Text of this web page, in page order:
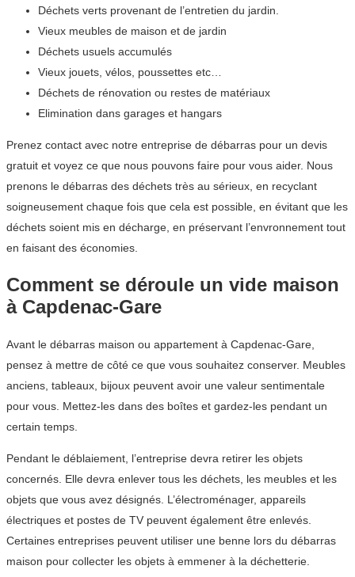
Déchets verts provenant de l’entretien du jardin.
Vieux meubles de maison et de jardin
Déchets usuels accumulés
Vieux jouets, vélos, poussettes etc…
Déchets de rénovation ou restes de matériaux
Elimination dans garages et hangars
Prenez contact avec notre entreprise de débarras pour un devis
gratuit et voyez ce que nous pouvons faire pour vous aider. Nous
prenons le débarras des déchets très au sérieux, en recyclant
soigneusement chaque fois que cela est possible, en évitant que les
déchets soient mis en décharge, en préservant l’envronnement tout
en faisant des économies.
Comment se déroule un vide maison
à Capdenac-Gare
Avant le débarras maison ou appartement à Capdenac-Gare,
pensez à mettre de côté ce que vous souhaitez conserver. Meubles
anciens, tableaux, bijoux peuvent avoir une valeur sentimentale
pour vous. Mettez-les dans des boîtes et gardez-les pendant un
certain temps.
Pendant le déblaiement, l’entreprise devra retirer les objets
concernés. Elle devra enlever tous les déchets, les meubles et les
objets que vous avez désignés. L’électroménager, appareils
électriques et postes de TV peuvent également être enlevés.
Certaines entreprises peuvent utiliser une benne lors du débarras
maison pour collecter les objets à emmener à la déchetterie.